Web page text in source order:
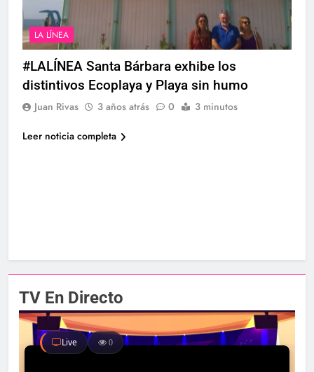
TV En Directo
LA LÍNEA
#LALÍNEA Santa Bárbara exhibe los
distintivos Ecoplaya y Playa sin humo
Juan Rivas 3 años atrás 0 3 minutos
Leer noticia completa